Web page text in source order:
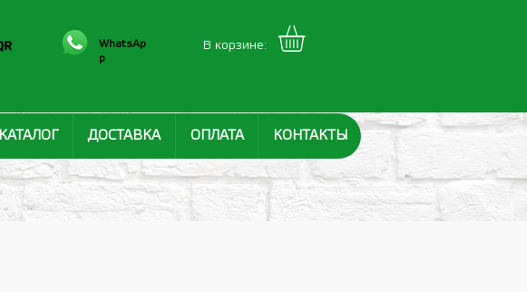
КАТАЛОГ ДОСТАВКА ОПЛАТА КОНТАКТЫ
WhatsAp
p
В корзине: